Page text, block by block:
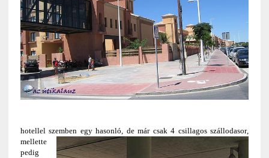
hotellel szemben egy hasonló, de már csak 4 csillagos szállodasor,
mellette
pedig